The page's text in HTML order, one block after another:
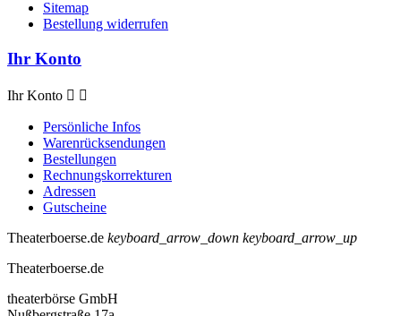
Sitemap
Bestellung widerrufen
Ihr Konto
Ihr Konto  
Persönliche Infos
Warenrücksendungen
Bestellungen
Rechnungskorrekturen
Adressen
Gutscheine
Theaterboerse.de keyboard_arrow_down keyboard_arrow_up
Theaterboerse.de
theaterbörse GmbH